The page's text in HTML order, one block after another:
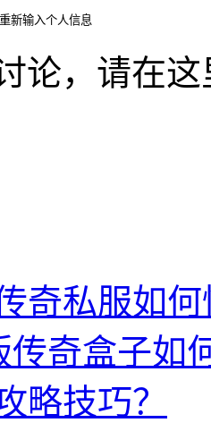
新输入个人信息
论，请在这
奇私服如
传奇盒子如
略技巧？